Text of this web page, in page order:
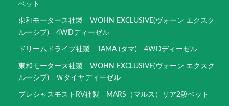
ベット
東和モータース社製 WOHN EXCLUSIVE(ヴォーン エクスク
ルーシブ) 4WDディーゼル
ドリームドライブ社製 TAMA (タマ) 4WDディーゼル
東和モータース社製 WOHN EXCLUSIVE(ヴォーン エクスク
ルーシブ) Ｗタイヤディーゼル
プレシャスモストRV社製 MARS（マルス）リア2段ベット